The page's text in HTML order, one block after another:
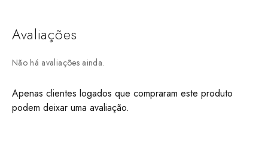
Avaliações
Não há avaliações ainda.
Apenas clientes logados que compraram este produto
podem deixar uma avaliação.